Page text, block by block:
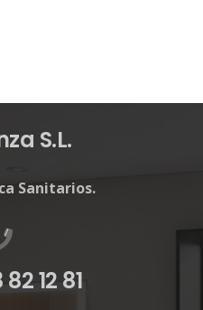
S.L.
Sanitarios.
12 81